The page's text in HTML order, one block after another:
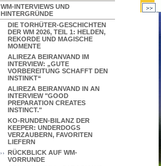
WM-INTERVIEWS UND
HINTERGRÜNDE
DIE TORHÜTER-GESCHICHTEN
DER WM 2026, TEIL 1: HELDEN,
REKORDE UND MAGISCHE
MOMENTE
ALIREZA BEIRANVAND IM
INTERVIEW: „GUTE
VORBEREITUNG SCHAFFT DEN
INSTINKT“
ALIREZA BEIRANVAND IN AN
INTERVIEW "GOOD
PREPARATION CREATES
INSTINCT."
KO-RUNDEN-BILANZ DER
KEEPER: UNDERDOGS
VERZAUBERN, FAVORITEN
LIEFERN
RÜCKBLICK AUF WM-
VORRUNDE